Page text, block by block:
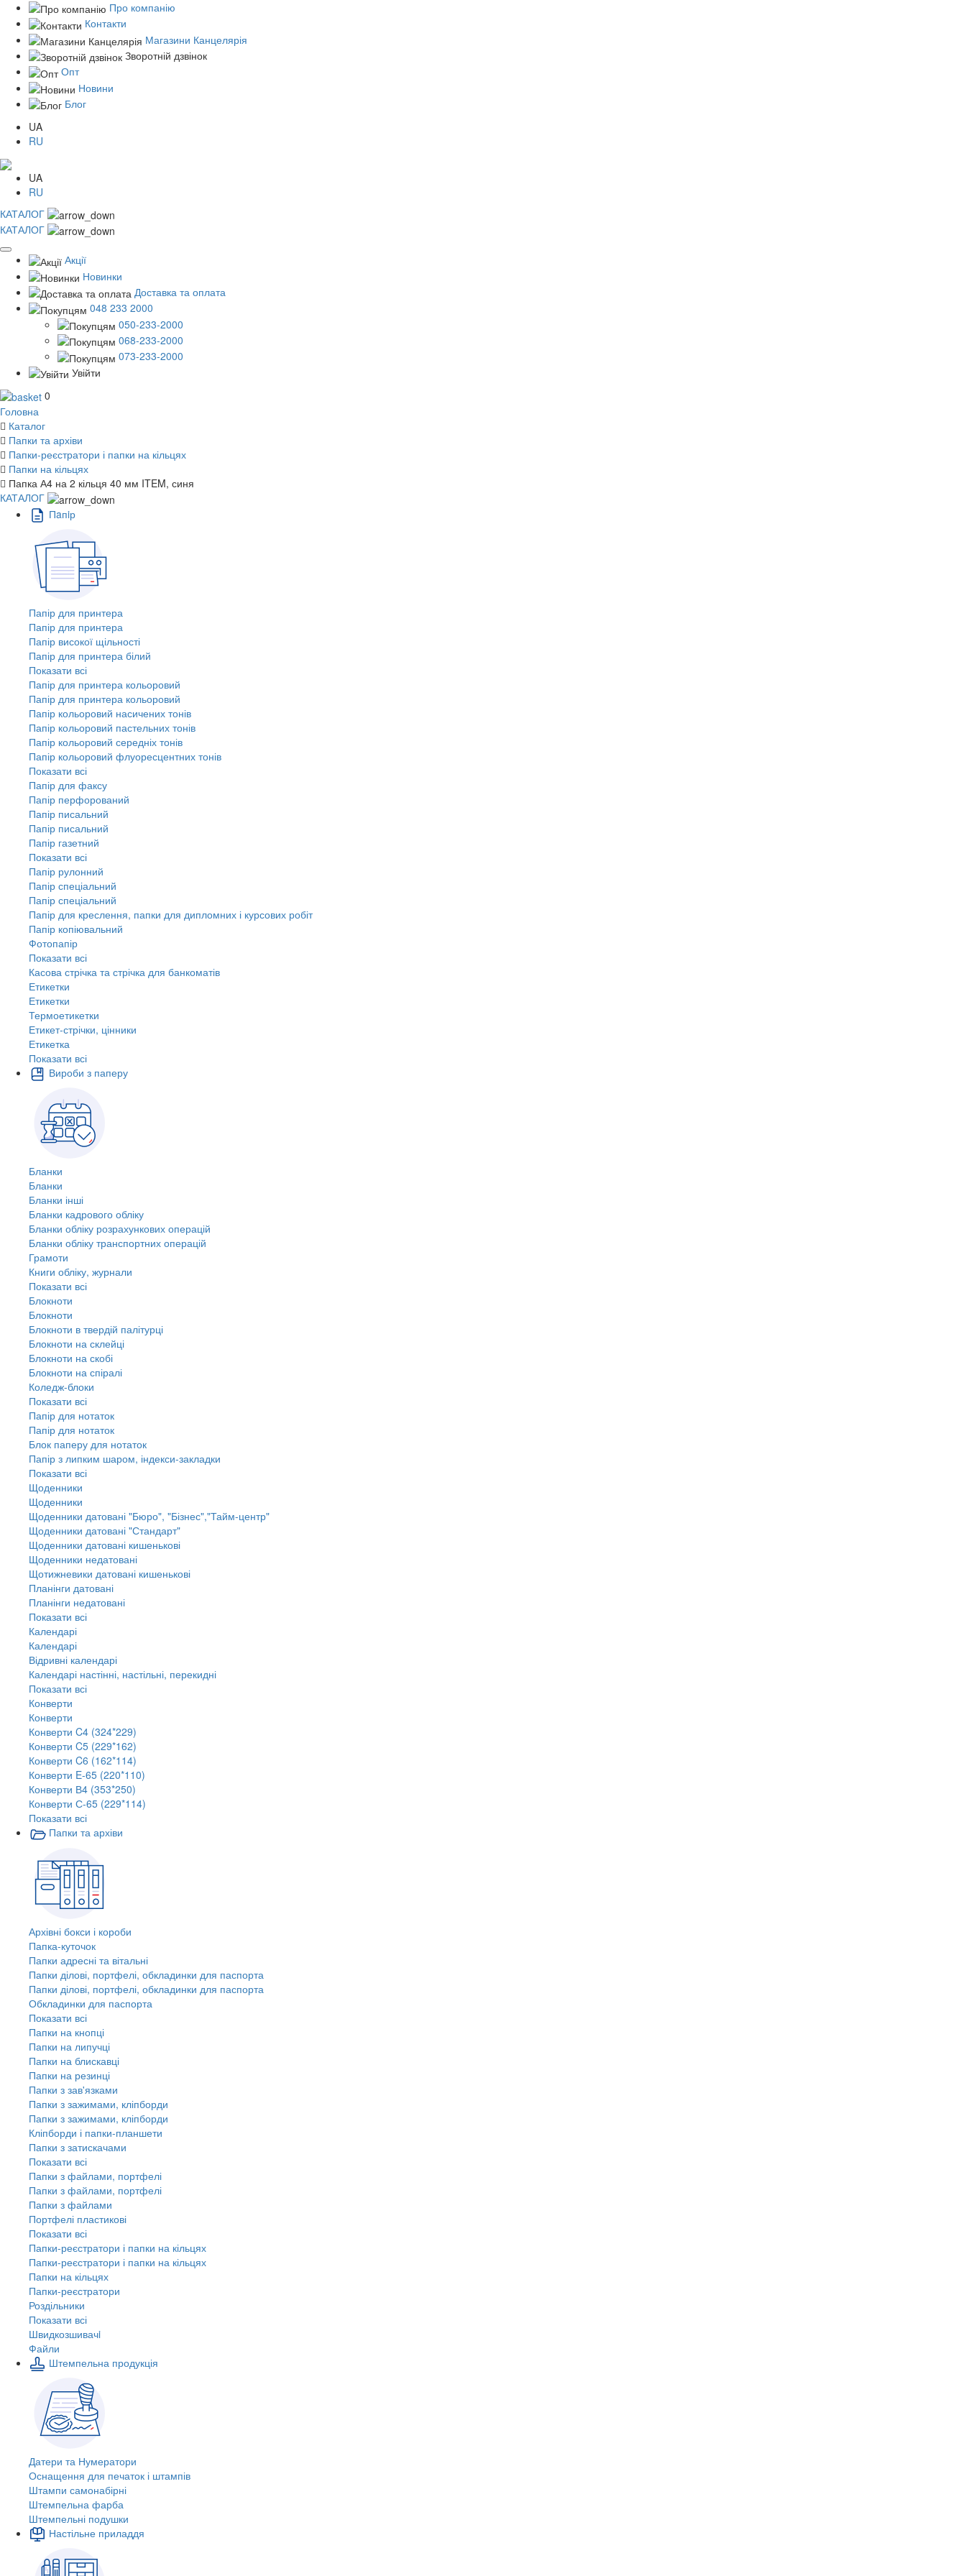
Про компанію
Контакти
Магазини Канцелярія
Зворотній дзвінок
Опт
Новини
Блог
UA
RU
UA
RU
КАТАЛОГ
КАТАЛОГ
Акції
Новинки
Доставка та оплата
048 233 2000
050-233-2000
068-233-2000
073-233-2000
Увійти
0
Головна
Каталог
Папки та архіви
Папки-реєстратори і папки на кільцях
Папки на кільцях
Папка А4 на 2 кільця 40 мм ITEM, синя
КАТАЛОГ
Пaпiр
Папір для принтера
Папір для принтера
Папір високої щільності
Папір для принтера білий
Показати всі
Папір для принтера кольоровий
Папір для принтера кольоровий
Папір кольоровий насичених тонів
Папір кольоровий пастельних тонів
Папір кольоровий середніх тонів
Папір кольоровий флуоресцентних тонів
Показати всі
Папір для факсу
Папір перфорований
Папір писальний
Папір писальний
Папір газетний
Показати всі
Папір рулонний
Папір спеціальний
Папір спеціальний
Папір для креслення, папки для дипломних і курсових робіт
Папір копіювальний
Фотопапір
Показати всі
Касова стрічка та стрічка для банкоматів
Етикетки
Етикетки
Термоетикетки
Етикет-стрічки, цінники
Етикетка
Показати всі
Вироби з паперу
Бланки
Бланки
Бланки інші
Бланки кадрового обліку
Бланки обліку розрахункових операцій
Бланки обліку транспортних операцій
Грамоти
Книги обліку, журнали
Показати всі
Блокноти
Блокноти
Блокноти в твердій палітурці
Блокноти на склейці
Блокноти на скобі
Блокноти на спіралі
Коледж-блоки
Показати всі
Папір для нотаток
Папір для нотаток
Блок паперу для нотаток
Папір з липким шаром, індекси-закладки
Показати всі
Щоденники
Щоденники
Щоденники датовані "Бюро", "Бізнес","Тайм-центр"
Щоденники датовані "Стандарт"
Щоденники датовані кишенькові
Щоденники недатовані
Щотижневики датовані кишенькові
Планінги датовані
Планінги недатовані
Показати всі
Календарі
Календарі
Відривні календарі
Календарі настінні, настільні, перекидні
Показати всі
Конверти
Конверти
Конверти C4 (324*229)
Конверти C5 (229*162)
Конверти C6 (162*114)
Конверти E-65 (220*110)
Конверти В4 (353*250)
Конверти С-65 (229*114)
Показати всі
Папки та архіви
Архівні бокси і короби
Папка-куточок
Папки адресні та вітальні
Папки ділові, портфелі, обкладинки для паспорта
Папки ділові, портфелі, обкладинки для паспорта
Обкладинки для паспорта
Показати всі
Папки на кнопці
Папки на липучці
Папки на блискавці
Папки на резинці
Папки з зав'язками
Папки з зажимами, кліпборди
Папки з зажимами, кліпборди
Кліпборди і папки-планшети
Папки з затискачами
Показати всі
Папки з файлами, портфелі
Папки з файлами, портфелі
Папки з файлами
Портфелі пластикові
Показати всі
Папки-реєстратори і папки на кільцях
Папки-реєстратори і папки на кільцях
Папки на кільцях
Папки-реєстратори
Роздільники
Показати всі
Швидкозшивачi
Файли
Штемпельна продукція
Датери та Нумератори
Оснащення для печаток і штампів
Штампи самонабірні
Штемпельна фарба
Штемпельні подушки
Настільне приладдя